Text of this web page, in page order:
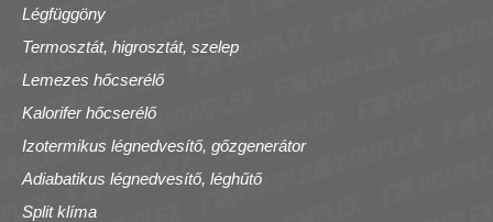
Légfüggöny
Termosztát, higrosztát, szelep
Lemezes hőcserélő
Kalorifer hőcserélő
Izotermikus légnedvesítő, gőzgenerátor
Adiabatikus légnedvesítő, léghűtő
Split klíma